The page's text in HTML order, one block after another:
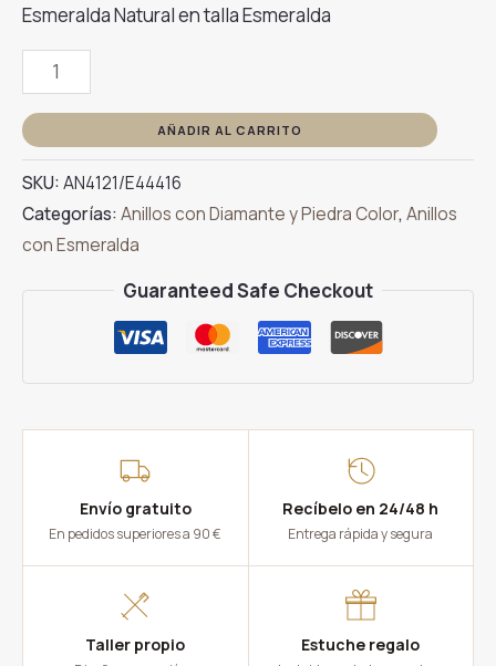
Esmeralda Natural en talla Esmeralda
Anillo
Esmeralda
Rectangular
Con
2
Brillantes
Oro
AÑADIR AL CARRITO
SKU:AN4121/E44416
Categorías:Anillos con Diamante y Piedra Color,Anillos
con Esmeralda
Guaranteed Safe Checkout
Envío gratuito
En pedidos superiores a 90 €
Recíbelo en 24/48 h
Entrega rápida y segura
Taller propio Estuche regalo